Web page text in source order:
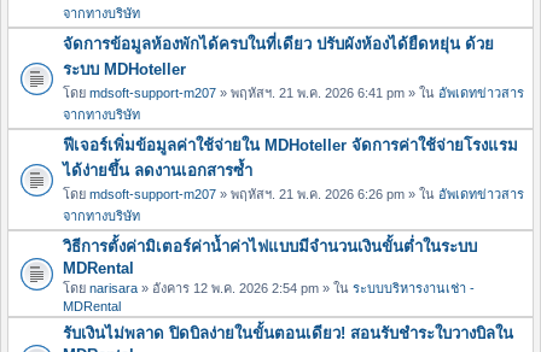
จากทางบริษัท
จัดการข้อมูลห้องพักได้ครบในที่เดียว ปรับผังห้องได้ยืดหยุ่น ด้วย
ระบบ MDHoteller
โดย mdsoft-support-m207 » พฤหัสฯ. 21 พ.ค. 2026 6:41 pm » ใน อัพเดทข่าวสาร
จากทางบริษัท
ฟีเจอร์เพิ่มข้อมูลค่าใช้จ่ายใน MDHoteller จัดการค่าใช้จ่ายโรงแรม
ได้ง่ายขึ้น ลดงานเอกสารซ้ำ
โดย mdsoft-support-m207 » พฤหัสฯ. 21 พ.ค. 2026 6:26 pm » ใน อัพเดทข่าวสาร
จากทางบริษัท
วิธีการตั้งค่ามิเตอร์ค่าน้ำค่าไฟแบบมีจำนวนเงินขั้นต่ำในระบบ
MDRental
โดย narisara » อังคาร 12 พ.ค. 2026 2:54 pm » ใน ระบบบริหารงานเช่า -
MDRental
รับเงินไม่พลาด ปิดบิลง่ายในขั้นตอนเดียว! สอนรับชำระใบวางบิลใน